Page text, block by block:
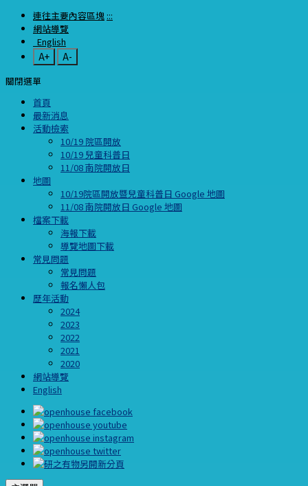
連往主要內容區塊 :::
網站導覽
English
A+
A-
關閉選單
首頁
最新消息
活動檢索
10/19 院區開放
10/19 兒童科普日
11/08 南院開放日
地圖
10/19院區開放暨兒童科普日 Google 地圖
11/08 南院開放日 Google 地圖
檔案下載
海報下載
導覽地圖下載
常見問題
常見問題
報名懶人包
歷年活動
2024
2023
2022
2021
2020
網站導覽
English